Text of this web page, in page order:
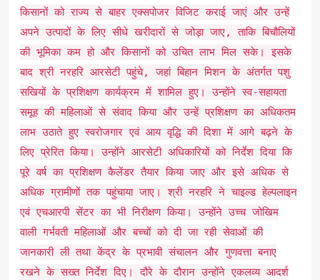
किसानों को राज्य से बाहर एक्सपोजर विजिट कराई जाएं और उन्हें
अपने उत्पादों के लिए सीधे खरीदारों से जोड़ा जाए, ताकि बिचौलियों
की भूमिका कम हो और किसानों को उचित लाभ मिल सके। इसके
बाद श्री नरहरि आरसेटी पहुंचे, जहां बिहान मिशन के अंतर्गत पशु
सखियों के प्रशिक्षण कार्यक्रम में शामिल हुए। उन्होंने स्व-सहायता
समूह की महिलाओं से संवाद किया और उन्हें प्रशिक्षण का अधिकतम
लाभ उठाते हुए स्वरोजगार एवं आय वृद्धि की दिशा में आगे बढ़ने के
लिए प्रेरित किया। उन्होंने आरसेटी अधिकारियों को निर्देश दिया कि
पूरे वर्ष का प्रशिक्षण कैलेंडर तैयार किया जाए और इसे अधिक से
अधिक ग्रामीणों तक पहुंचाया जाए। श्री नरहरि ने चाइल्ड हेल्पलाइन
एवं एचआरपी सेंटर का भी निरीक्षण किया। उन्होंने उच्च जोखिम
वाली गर्भवती महिलाओं और बच्चों को दी जा रही सेवाओं की
जानकारी ली तथा केंद्र के प्रभावी संचालन और गुणवत्ता बनाए
रखने के सख्त निर्देश दिए। दौरे के दौरान उन्होंने एकलव्य आदर्श